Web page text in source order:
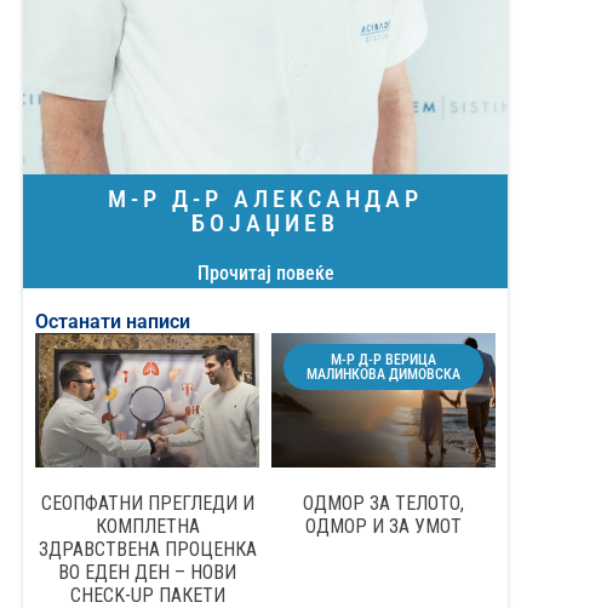
М-Р Д-Р АЛЕКСАНДАР
БОЈАЏИЕВ
Прочитај повеќе
Останати написи
СЕОПФАТНИ ПРЕГЛЕДИ И
КОМПЛЕТНА
ЗДРАВСТВЕНА ПРОЦЕНКА
ВО ЕДЕН ДЕН – НОВИ
CHECK-UP ПАКЕТИ
М-Р Д-Р ВЕРИЦА
МАЛИНКОВА ДИМОВСКА
ОДМОР ЗА ТЕЛОТО,
ОДМОР И ЗА УМОТ